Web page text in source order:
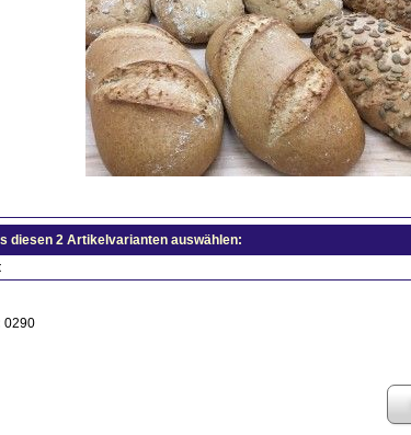
diesen 2 Artikelvarianten auswählen:
0290